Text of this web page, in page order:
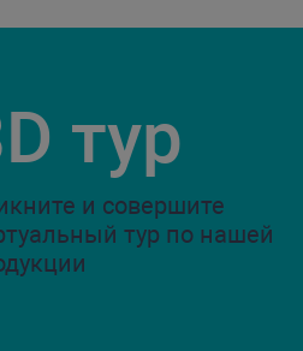
тур
и совершите
тур по нашей